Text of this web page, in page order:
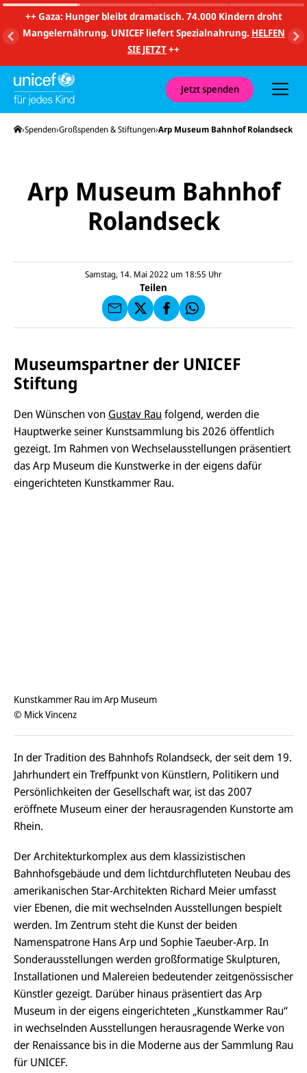
++ Gaza: Hunger bleibt dramatisch. 74.000 Kindern droht
Mangelernährung. UNICEF liefert Spezialnahrung. HELFEN
SIE JETZT++
Jetzt spenden
i
t
S
h
u
d
a
Startseite
Spenden Großspenden & Stiftungen Arp Museum Bahnhof Rolandseck
Arp Museum Bahnhof
Rolandseck
Samstag, 14. Mai 2022 um 18:55 Uhr
Teilen
E-
M
a
n
U
I
C
E
e
n
U
N
I
C
E
F
a
X
U
N
E
F
a
u
f
F
a
b
o
IC
E
F
uf
W
h
a
p
Museumspartner der UNICEF
Stiftung
Den Wünschen von Gustav Rau folgend, werden die
Hauptwerke seiner Kunstsammlung bis 2026 öffentlich
gezeigt. Im Rahmen von Wechselausstellungen präsentiert
das Arp Museum die Kunstwerke in der eigens dafür
eingerichteten Kunstkammer Rau.
Kunstkammer Rau im Arp Museum
© Mick Vincenz
In der Tradition des Bahnhofs Rolandseck, der seit dem 19.
Jahrhundert ein Treffpunkt von Künstlern, Politikern und
Persönlichkeiten der Gesellschaft war, ist das 2007
eröffnete Museum einer der herausragenden Kunstorte am
Rhein.
Der Architekturkomplex aus dem klassizistischen
Bahnhofsgebäude und dem lichtdurchfluteten Neubau des
amerikanischen Star-Architekten Richard Meier umfasst
vier Ebenen, die mit wechselnden Ausstellungen bespielt
werden. Im Zentrum steht die Kunst der beiden
Namenspatrone Hans Arp und Sophie Taeuber-Arp. In
Sonderausstellungen werden großformatige Skulpturen,
Installationen und Malereien bedeutender zeitgenössischer
Künstler gezeigt. Darüber hinaus präsentiert das Arp
Museum in der eigens eingerichteten „Kunstkammer Rau“
in wechselnden Ausstellungen herausragende Werke von
der Renaissance bis in die Moderne aus der Sammlung Rau
für UNICEF.